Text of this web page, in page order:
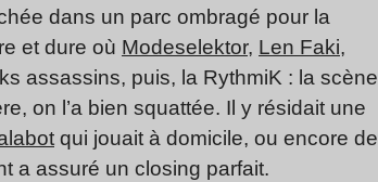
dans un parc ombragé pour la
et dure où Modeselektor, Len Faki,
assassins, puis, la RythmiK : la scène
on l’a bien squattée. Il y résidait une
qui jouait à domicile, ou encore de
a assuré un closing parfait.